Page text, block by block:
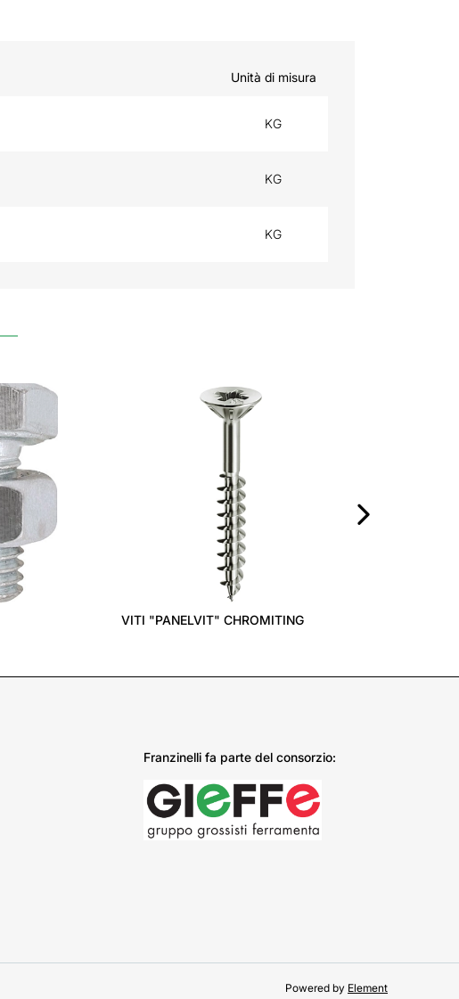
Unità di misura
KG
KG
KG
VITI "PANELVIT" CHROMITING
Franzinelli fa parte del consorzio:
Powered by Element